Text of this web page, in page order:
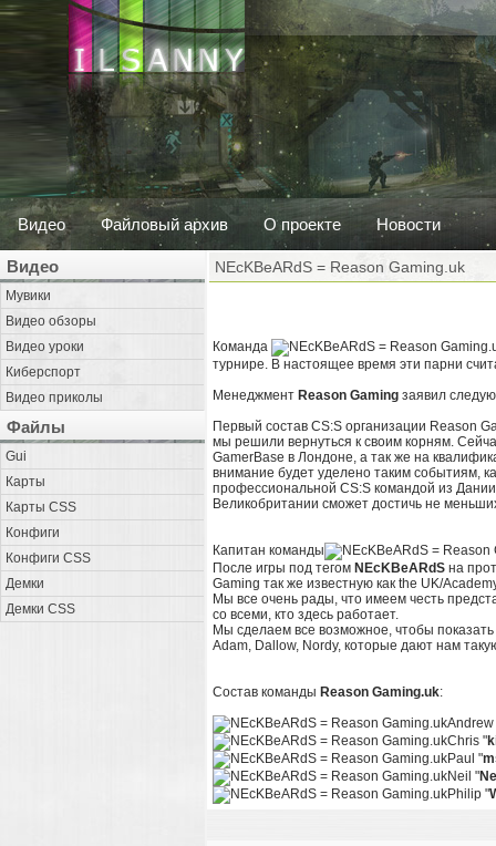
Видео Файловый архив О проекте Новости
Видео
Мувики
Видео обзоры
Видео уроки
Киберспорт
Видео приколы
Файлы
Gui
Карты
Карты CSS
Конфиги
Конфиги CSS
Демки
Демки CSS
NEcKBeARdS = Reason Gaming.uk
Команда
турнире. В настоящее время эти парни
Менеджмент Reason Gaming заявил
Первый состав CS:S организации Reason
мы решили вернуться к своим корням.
GamerBase в Лондоне, а так же на
внимание будет уделено таким событиям,
профессиональной CS:S командой из
Великобритании сможет достичь не
Капитан команды
После игры под тегом NEcKBeARdS на
Gaming так же известную как the UK/
Мы все очень рады, что имеем честь
со всеми, кто здесь работает.
Мы сделаем все возможное, чтобы
Adam, Dallow, Nordy, которые дают нам
Состав команды Reason Gaming.uk:
Andrew
Chris "
Paul "
Neil "
Philip "